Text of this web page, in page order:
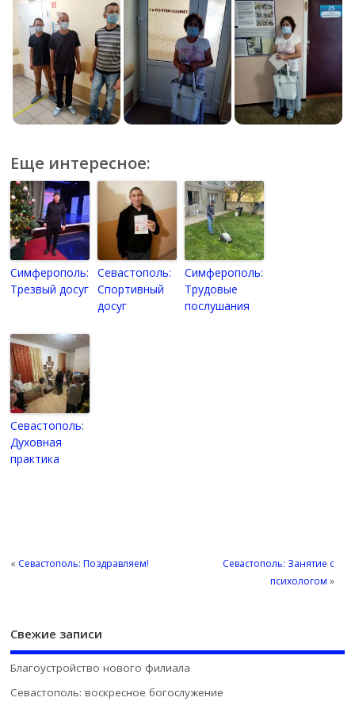
Еще интересное:
Симферополь:
Трезвый досуг
Севастополь:
Спортивный
досуг
Симферополь:
Трудовые
послушания
Севастополь:
Духовная
практика
« Севастополь: Поздравляем!
Севастополь: Занятие с
психологом »
Свежие записи
Благоустройство нового филиала
Севастополь: воскресное богослужение